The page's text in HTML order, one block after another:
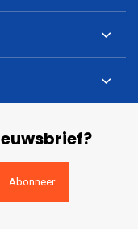
Abonneer